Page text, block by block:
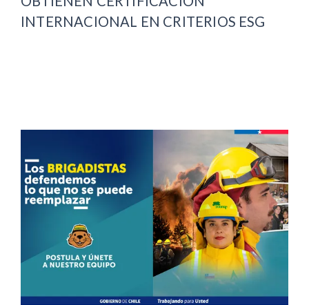
INTERNACIONAL EN CRITERIOS ESG